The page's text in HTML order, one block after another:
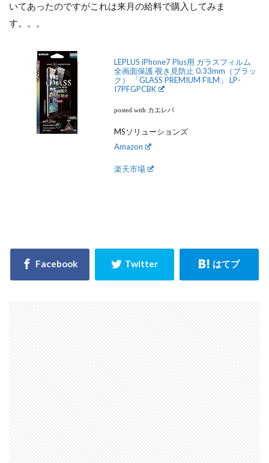
いてあったのですがこれは来月の給料で購入してみま
す。。。
LEPLUS iPhone7 Plus用 ガラスフィルム
全画面保護 覗き見防止 0.33mm（ブラッ
ク） 「GLASS PREMIUM FILM」 LP-
I7PFGPCBK
posted with カエレバ
MSソリューションズ
Amazon
楽天市場